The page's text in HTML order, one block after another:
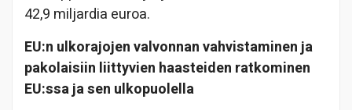
42,9 miljardia euroa.
EU:n ulkorajojen valvonnan vahvistaminen ja
pakolaisiin liittyvien haasteiden ratkominen
EU:ssa ja sen ulkopuolella